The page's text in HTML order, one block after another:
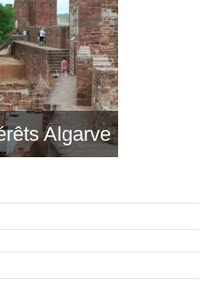
Algarve